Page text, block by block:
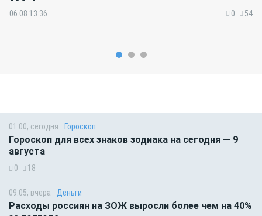
06.08 13:36 0 54
01:00, сегодня Гороскоп
Гороскоп для всех знаков зодиака на сегодня — 9
августа
0 18
09:05, вчера Деньги
Расходы россиян на ЗОЖ выросли более чем на 40%